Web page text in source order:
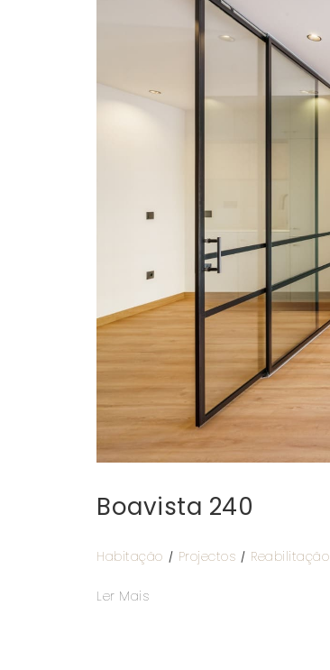
Boavista 240
Habitação Projectos Reabilitação
Ler Mais